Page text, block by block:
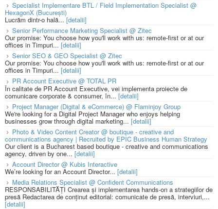
Specialist Implementare BTL / Field Implementation Specialist @
HexagonX (București)
Lucrăm dintr-o hală... [detalii]
Senior Performance Marketing Specialist @ Zitec
Our promise: You choose how you'll work with us: remote-first or at our
offices in Timpuri... [detalii]
Senior SEO & GEO Specialist @ Zitec
Our promise: You choose how you'll work with us: remote-first or at our
offices in Timpuri... [detalii]
PR Account Executive @ TOTAL PR
În calitate de PR Account Executive, vei implementa proiecte de
comunicare corporate & consumer, în... [detalii]
Project Manager (Digital & eCommerce) @ Flaminjoy Group
We're looking for a Digital Project Manager who enjoys helping
businesses grow through digital marketing... [detalii]
Photo & Video Content Creator @ boutique - creative and
communications agency | Recruited by EPIC Business Human Strategy
Our client is a Bucharest based boutique - creative and communications
agency, driven by one... [detalii]
Account Director @ Kubis Interactive
We’re looking for an Account Director... [detalii]
Media Relations Specialist @ Confident Communications
RESPONSABILITĂȚI Crearea și implementarea hands-on a strategiilor de
presă Redactarea de conținut editorial: comunicate de presă, interviuri,...
[detalii]